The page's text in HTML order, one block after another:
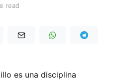
read
es una disciplina